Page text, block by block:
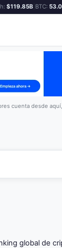
$119.85B| BTC:
cuenta desde
global de